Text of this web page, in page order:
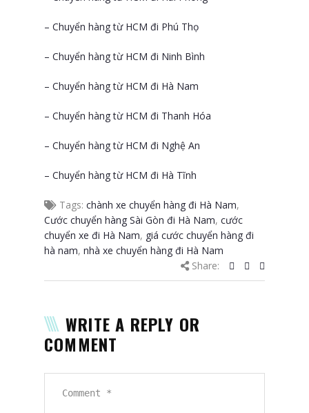
– Chuyển hàng từ HCM đi Phú Thọ
– Chuyển hàng từ HCM đi Ninh Bình
– Chuyển hàng từ HCM đi Hà Nam
– Chuyển hàng từ HCM đi Thanh Hóa
– Chuyển hàng từ HCM đi Nghệ An
– Chuyển hàng từ HCM đi Hà Tĩnh
Tags: chành xe chuyển hàng đi Hà Nam,
Cước chuyển hàng Sài Gòn đi Hà Nam, cước
chuyển xe đi Hà Nam, giá cước chuyển hàng đi
hà nam, nhà xe chuyển hàng đi Hà Nam
Share:
WRITE A REPLY OR
COMMENT